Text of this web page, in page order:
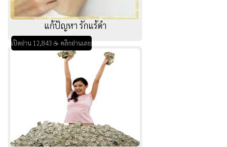
แก้ปัญหา รักแร้ดำ
เปิดอ่าน 12,843 ☕ คลิกอ่านเลย